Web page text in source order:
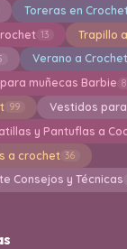
Toreras en Crochet
13 Trapillo
Verano a Crochet
muñecas Barbie 8
99 Vestidos
y Pantuflas a
a crochet 36
Consejos y Técnicas